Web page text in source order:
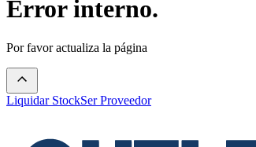
Error interno.
Por favor actualiza la página
Liquidar StockSer Proveedor